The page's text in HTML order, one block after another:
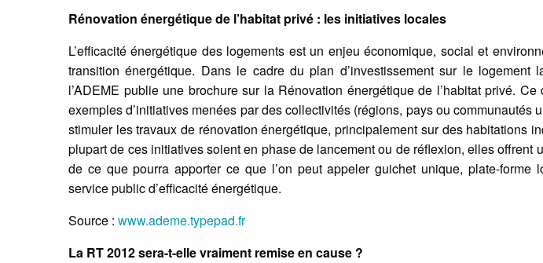
Rénovation énergétique de l’habitat privé : les initiatives locales
L’efficacité énergétique des logements est un enjeu économique, social et
transition énergétique. Dans le cadre du plan d’investissement sur le logement
l’ADEME publie une brochure sur la Rénovation énergétique de l’habitat privé.
exemples d’initiatives menées par des collectivités (régions, pays ou communautés
stimuler les travaux de rénovation énergétique, principalement sur des habitations
plupart de ces initiatives soient en phase de lancement ou de réflexion, elles offrent
de ce que pourra apporter ce que l’on peut appeler guichet unique, plate-forme
service public d’efficacité énergétique.
Source : www.ademe.typepad.fr
La RT 2012 sera-t-elle vraiment remise en cause ?